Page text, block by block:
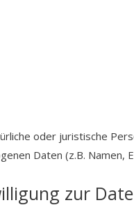
oder juristische
Daten (z.B. Namen,
zur